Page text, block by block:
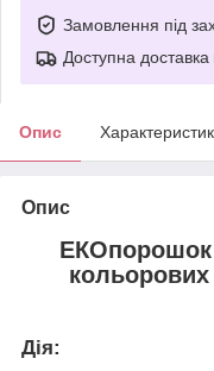
Замовлення під
Доступна доставка
Опис
Опис
ЕКОпорошок
кольорових
Дія: